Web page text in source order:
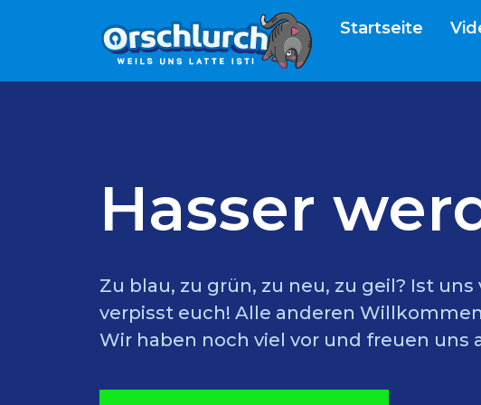
Startseite
Hasser
Zu blau, zu grün, zu neu, zu geil? Ist
verpisst euch! Alle anderen
Wir haben noch viel vor und freuen uns